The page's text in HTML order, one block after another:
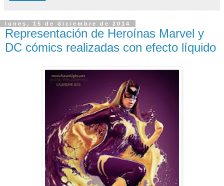
lunes, 15 de diciembre de 2014
Representación de Heroínas Marvel y
DC cómics realizadas con efecto líquido